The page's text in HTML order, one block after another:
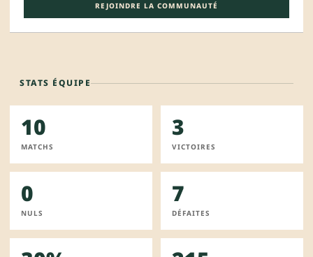
REJOINDRE LA COMMUNAUTÉ
STATS ÉQUIPE
10
MATCHS
3
VICTOIRES
0
NULS
7
DÉFAITES